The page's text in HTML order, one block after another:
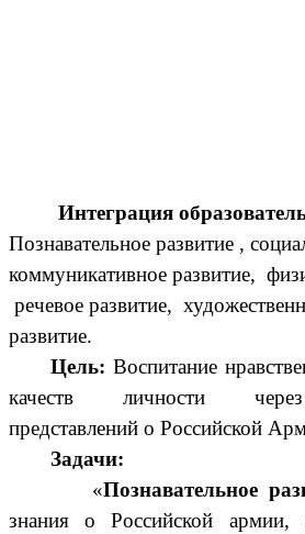
Интеграция
Познавательное развитие ,
коммуникативное развитие,
речевое развитие,
развитие.
Цель: Воспитание
качеств личности
представлений о Российской
Задачи:
«Познавательное
знания о Российской армии,